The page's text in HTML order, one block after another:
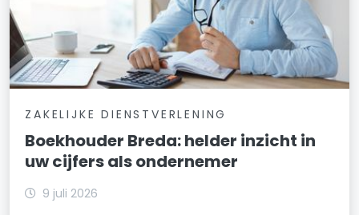
ZAKELIJKE DIENSTVERLENING
Boekhouder Breda: helder inzicht in
uw cijfers als ondernemer
9 juli 2026